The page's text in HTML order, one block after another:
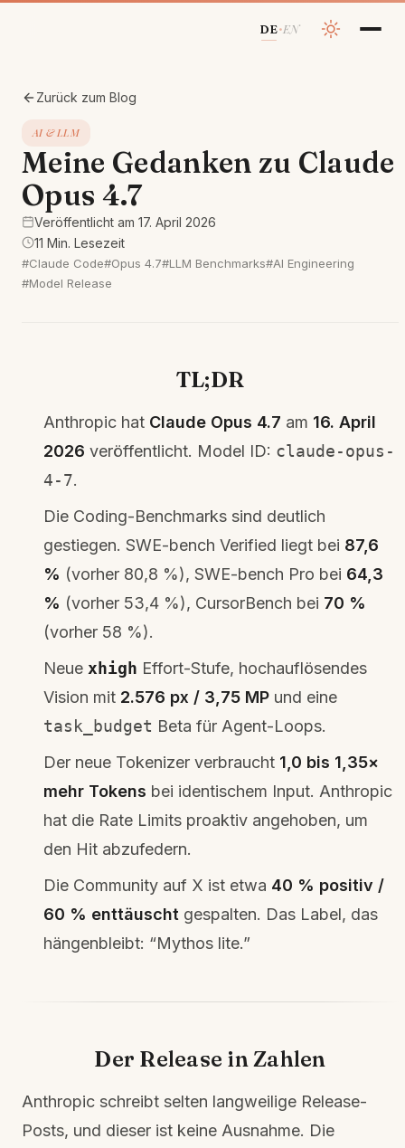
DE • EN
Zurück zum Blog
AI & LLM
Meine Gedanken zu Claude
Opus 4.7
Veröffentlicht am 17. April 2026
11 Min. Lesezeit
#Claude Code#Opus 4.7#LLM Benchmarks#AI Engineering
#Model Release
TL;DR
Anthropic hat Claude Opus 4.7 am 16. April
2026 veröffentlicht. Model ID: claude-opus-
4-7.
Die Coding-Benchmarks sind deutlich
gestiegen. SWE-bench Verified liegt bei 87,6
% (vorher 80,8 %), SWE-bench Pro bei 64,3
% (vorher 53,4 %), CursorBench bei 70 %
(vorher 58 %).
Neue xhigh Effort-Stufe, hochauflösendes
Vision mit 2.576 px / 3,75 MP und eine
task_budget Beta für Agent-Loops.
Der neue Tokenizer verbraucht 1,0 bis 1,35×
mehr Tokens bei identischem Input. Anthropic
hat die Rate Limits proaktiv angehoben, um
den Hit abzufedern.
Die Community auf X ist etwa 40 % positiv /
60 % enttäuscht gespalten. Das Label, das
hängenbleibt: “Mythos lite.”
Der Release in Zahlen
Anthropic schreibt selten langweilige Release-
Posts, und dieser ist keine Ausnahme. Die